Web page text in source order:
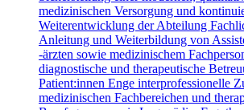
medizinischen Versorgung und
Weiterentwicklung der Abteilung
Anleitung und Weiterbildung von
-ärzten sowie medizinischem
diagnostische und therapeutische
Patient:innen Enge interprofessionelle
medizinischen Fachbereichen und